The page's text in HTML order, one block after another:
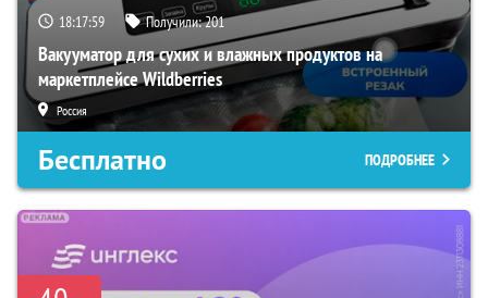
18:17:57 Получили:201
Вакууматор для сухих и влажных продуктов на
маркетплейсе Wildberries
Россия
Бесплатно ПОДРОБНЕЕ